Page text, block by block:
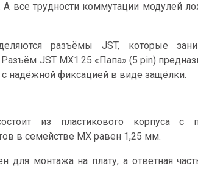
все трудности коммутации модулей
разъёмы JST, которые
JST MX1.25 «Папа» (5 pin)
надёжной фиксацией в виде защёлки.
из пластикового корпуса с
в семействе MX равен 1,25 мм.
для монтажа на плату, а ответная